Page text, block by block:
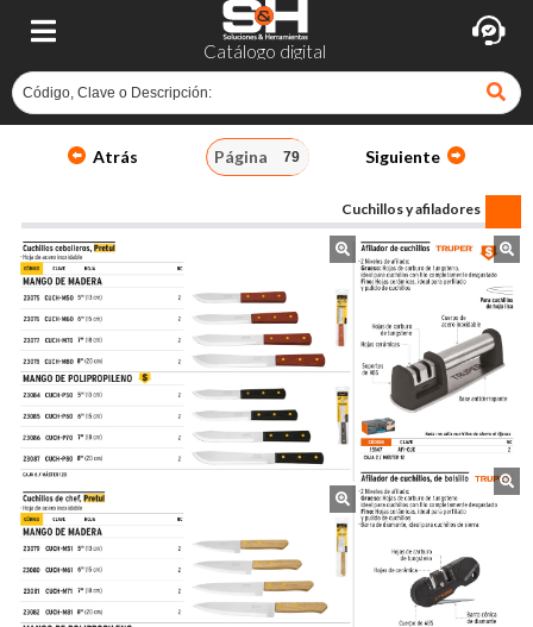
Catálogo digital
Atrás Página Siguiente
Cuchillos y afiladores